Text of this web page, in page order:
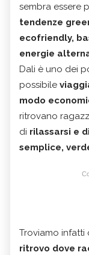
sembra essere
tendenze
ecofriendly,
energie
Dali è uno dei
possibile
modo
ritrovano
di rilassarsi e
semplice,
Troviamo infatti
ritrovo dove